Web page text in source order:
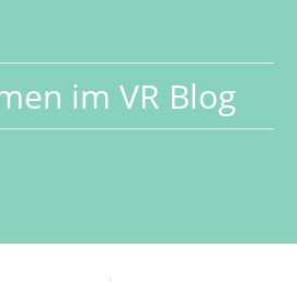
im VR Blog